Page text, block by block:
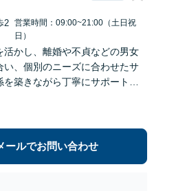
2 営業時間：09:00~21:00（土日祝
日）
かし、離婚や不貞などの男女
、個別のニーズに合わせたサ
築きながら丁寧にサポートし
ールでお問い合わせ